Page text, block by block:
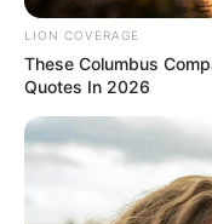
LION COVERAGE
LION COVERAGE
These Columbus
Quotes In 2026